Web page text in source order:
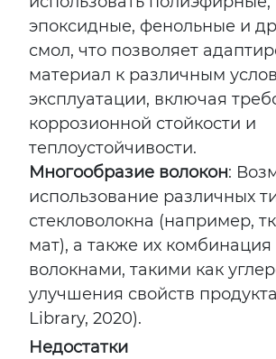
эпоксидные, фенольные и
смол, что позволяет
материал к различным
эксплуатации, включая
коррозионной стойкости и
теплоустойчивости.
Многообразие волокон:
использование различных
стекловолокна (например,
мат), а также их
волокнами, такими как
улучшения свойств
Library, 2020).
Недостатки